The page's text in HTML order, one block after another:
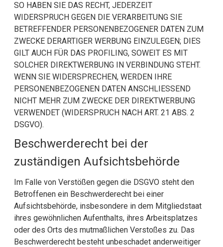
SO HABEN SIE DAS RECHT, JEDERZEIT
WIDERSPRUCH GEGEN DIE VERARBEITUNG SIE
BETREFFENDER PERSONENBEZOGENER DATEN ZUM
ZWECKE DERARTIGER WERBUNG EINZULEGEN; DIES
GILT AUCH FÜR DAS PROFILING, SOWEIT ES MIT
SOLCHER DIREKTWERBUNG IN VERBINDUNG STEHT.
WENN SIE WIDERSPRECHEN, WERDEN IHRE
PERSONENBEZOGENEN DATEN ANSCHLIESSEND
NICHT MEHR ZUM ZWECKE DER DIREKTWERBUNG
VERWENDET (WIDERSPRUCH NACH ART. 21 ABS. 2
DSGVO).
Beschwerde­recht bei der
zuständigen Aufsichts­behörde
Im Falle von Verstößen gegen die DSGVO steht den
Betroffenen ein Beschwerderecht bei einer
Aufsichtsbehörde, insbesondere in dem Mitgliedstaat
ihres gewöhnlichen Aufenthalts, ihres Arbeitsplatzes
oder des Orts des mutmaßlichen Verstoßes zu. Das
Beschwerderecht besteht unbeschadet anderweitiger